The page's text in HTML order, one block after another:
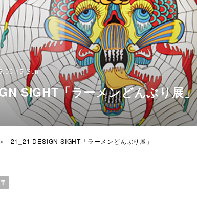
SIGHT「ラーメンどんぶり展」
Sun
21_21 DESIGN SIGHT「ラーメンどんぶり展」